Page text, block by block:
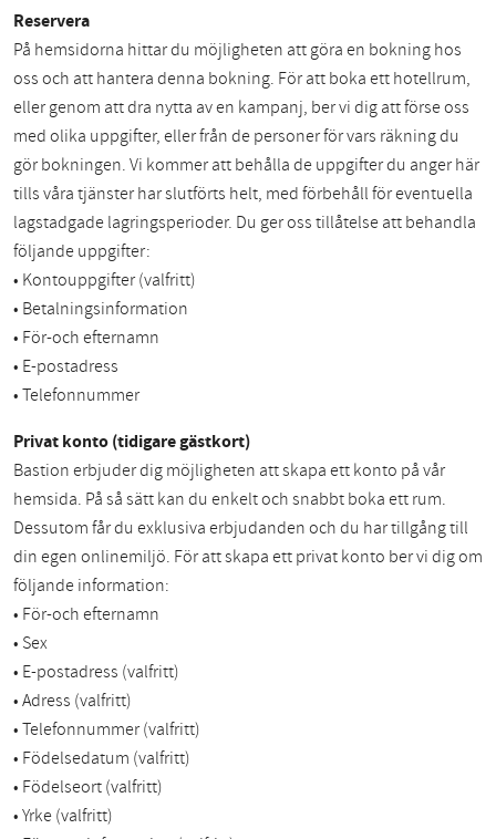
Reservera
På hemsidorna hittar du möjligheten att göra en bokning hos
oss och att hantera denna bokning. För att boka ett hotellrum,
eller genom att dra nytta av en kampanj, ber vi dig att förse oss
med olika uppgifter, eller från de personer för vars räkning du
gör bokningen. Vi kommer att behålla de uppgifter du anger här
tills våra tjänster har slutförts helt, med förbehåll för eventuella
lagstadgade lagringsperioder. Du ger oss tillåtelse att behandla
följande uppgifter:
• Kontouppgifter (valfritt)
• Betalningsinformation
• För-och efternamn
• E-postadress
• Telefonnummer
Privat konto (tidigare gästkort)
Bastion erbjuder dig möjligheten att skapa ett konto på vår
hemsida. På så sätt kan du enkelt och snabbt boka ett rum.
Dessutom får du exklusiva erbjudanden och du har tillgång till
din egen onlinemiljö. För att skapa ett privat konto ber vi dig om
följande information:
• För-och efternamn
• Sex
• E-postadress (valfritt)
• Adress (valfritt)
• Telefonnummer (valfritt)
• Födelsedatum (valfritt)
• Födelseort (valfritt)
• Yrke (valfritt)